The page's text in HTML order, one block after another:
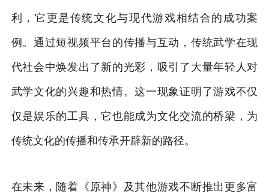
利，它更是传统文化与现代游戏相结合的成功案
例。通过短视频平台的传播与互动，传统武学在现
代社会中焕发出了新的光彩，吸引了大量年轻人对
武学文化的兴趣和热情。这一现象证明了游戏不仅
仅是娱乐的工具，它也能成为文化交流的桥梁，为
传统文化的传播和传承开辟新的路径。
在未来，随着《原神》及其他游戏不断推出更多富